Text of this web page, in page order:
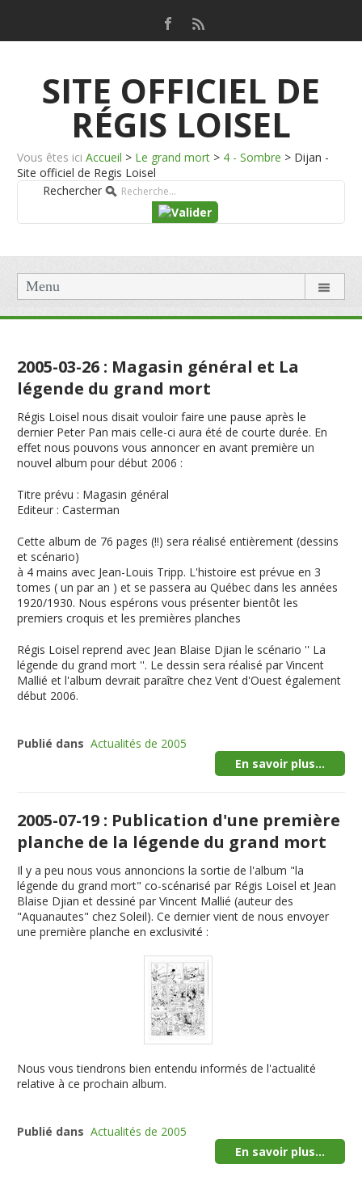
SITE OFFICIEL DE
RÉGIS LOISEL
Vous êtes ici Accueil > Le grand mort > 4 - Sombre > Dijan -
Site officiel de Regis Loisel
Rechercher
Menu
2005-03-26 : Magasin général et La
légende du grand mort
Régis Loisel nous disait vouloir faire une pause après le
dernier Peter Pan mais celle-ci aura été de courte durée. En
effet nous pouvons vous annoncer en avant première un
nouvel album pour début 2006 :
Titre prévu : Magasin général
Editeur : Casterman
Cette album de 76 pages (!!) sera réalisé entièrement (dessins
et scénario)
à 4 mains avec Jean-Louis Tripp. L'histoire est prévue en 3
tomes ( un par an ) et se passera au Québec dans les années
1920/1930. Nous espérons vous présenter bientôt les
premiers croquis et les premières planches
Régis Loisel reprend avec Jean Blaise Djian le scénario '' La
légende du grand mort ''. Le dessin sera réalisé par Vincent
Mallié et l'album devrait paraître chez Vent d'Ouest également
début 2006.
Publié dans Actualités de 2005
En savoir plus...
2005-07-19 : Publication d'une première
planche de la légende du grand mort
Il y a peu nous vous annoncions la sortie de l'album "la
légende du grand mort" co-scénarisé par Régis Loisel et Jean
Blaise Djian et dessiné par Vincent Mallié (auteur des
"Aquanautes" chez Soleil). Ce dernier vient de nous envoyer
une première planche en exclusivité :
Nous vous tiendrons bien entendu informés de l'actualité
relative à ce prochain album.
Publié dans Actualités de 2005
En savoir plus...